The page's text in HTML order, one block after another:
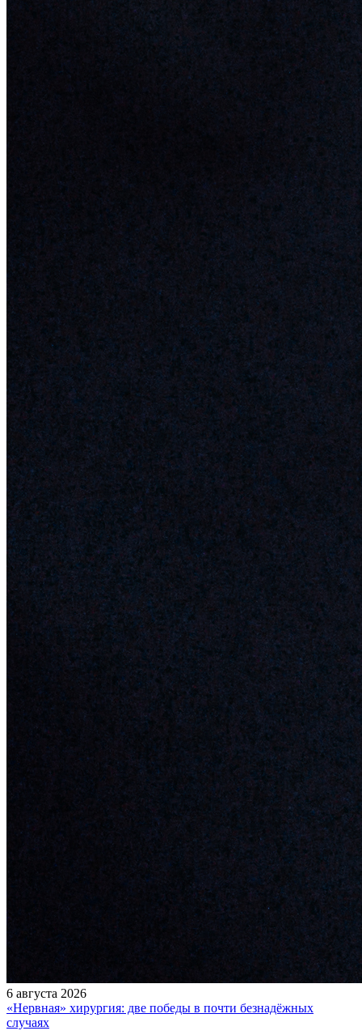
6 августа 2026
«Нервная» хирургия: две победы в почти безнадёжных
случаях